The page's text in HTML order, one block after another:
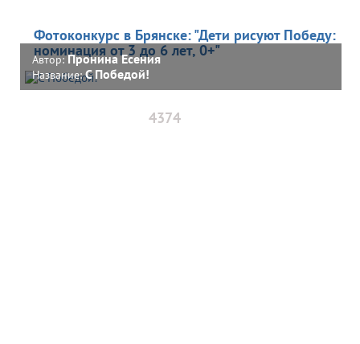
Фотоконкурс в Брянске: "Дети рисуют Победу:
номинация от 3 до 6 лет, 0+"
Автор:Пронина Есения
Название:С Победой!
4374